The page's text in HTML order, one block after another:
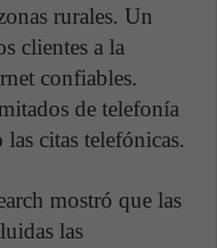
rurales. Un
clientes a la
confiables.
de telefonía
citas telefónicas.
mostró que las
las